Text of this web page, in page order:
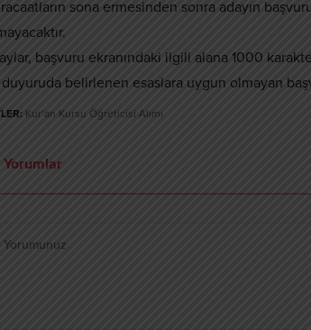
sona ermesinden sonra adayın
başvuru ekranındaki ilgili alana 1000
belirlenen esaslara uygun olmayan
Kur’an Kursu Öğreticisi Alımı
Yorumlar